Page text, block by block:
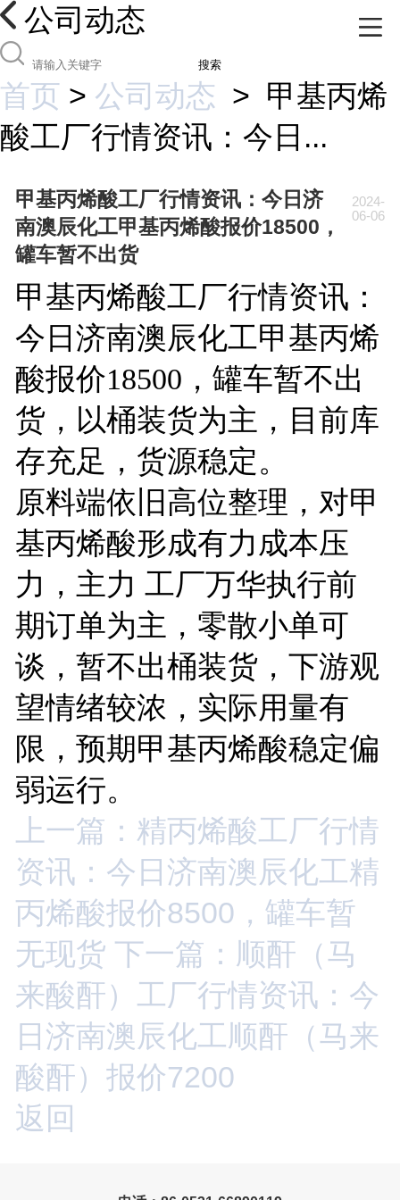
公司动态
搜索
首页 > 公司动态 > 甲基丙烯
酸工厂行情资讯：今日...
甲基丙烯酸工厂行情资讯：今日济
南澳辰化工甲基丙烯酸报价18500，
罐车暂不出货
2024-
06-06
甲基丙烯酸工厂行情资讯：
今日济南澳辰化工甲基丙烯
酸报价18500，罐车暂不出
货，以桶装货为主，目前库
存充足，货源稳定。
原料端依旧高位整理，对甲
基丙烯酸形成有力成本压
力，主力 工厂万华执行前
期订单为主，零散小单可
谈，暂不出桶装货，下游观
望情绪较浓，实际用量有
限，预期甲基丙烯酸稳定偏
弱运行。
上一篇：精丙烯酸工厂行情
资讯：今日济南澳辰化工精
丙烯酸报价8500，罐车暂
无现货 下一篇：顺酐（马
来酸酐）工厂行情资讯：今
日济南澳辰化工顺酐（马来
酸酐）报价7200
返回